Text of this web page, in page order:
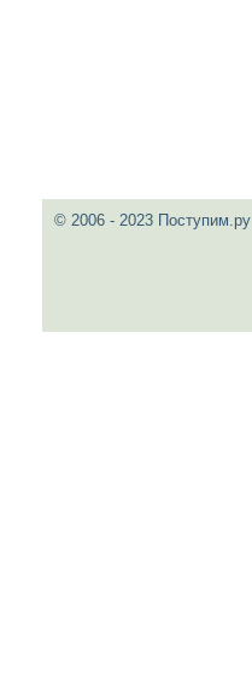
© 2006 - 2023 Поступим.ру